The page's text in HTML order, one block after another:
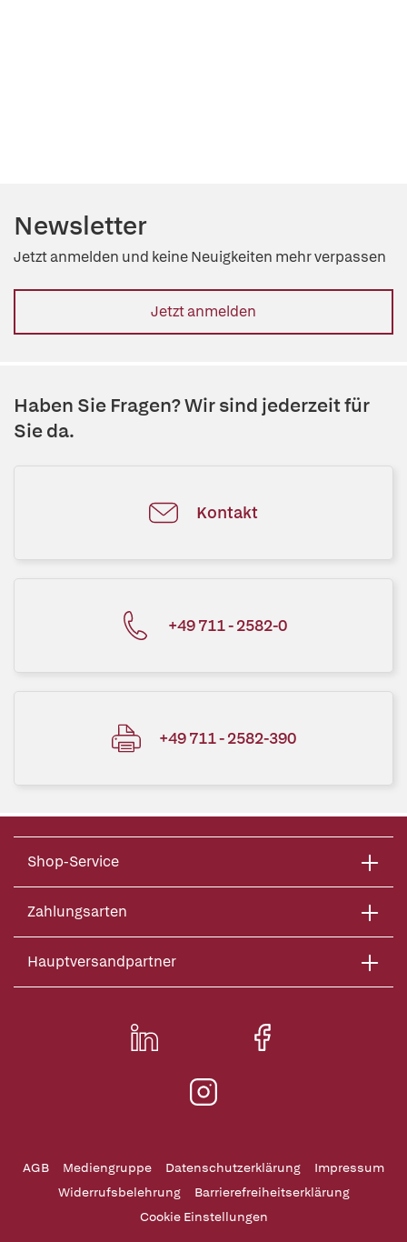
Newsletter
Jetzt anmelden und keine Neuigkeiten mehr verpassen
Jetzt anmelden
Haben Sie Fragen? Wir sind jederzeit für
Sie da.
Kontakt
+49 711 - 2582-0
+49 711 - 2582-390
Shop-Service
Zahlungsarten
Hauptversandpartner
AGB Mediengruppe Datenschutzerklärung
Impressum
Widerrufsbelehrung
Barrierefreiheitserklärung
Cookie Einstellungen